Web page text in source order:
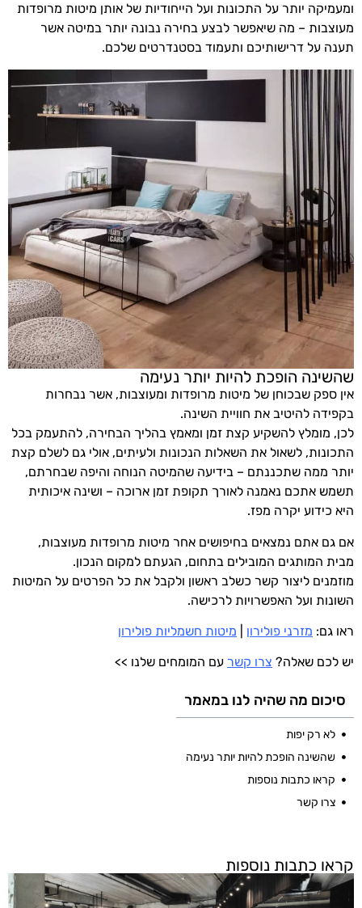
ומעמיקה יותר על התכונות ועל הייחודיות של אותן מיטות מרופדות
מעוצבות – מה שיאפשר לבצע בחירה נבונה יותר במיטה אשר
תענה על דרישותיכם ותעמוד בסטנדרטים שלכם.
שהשינה הופכת להיות יותר נעימה
אין ספק שבכוחן של מיטות מרופדות ומעוצבות, אשר נבחרות
בקפידה להיטיב את חוויית השינה.
לכן, מומלץ להשקיע קצת זמן ומאמץ בהליך הבחירה, להתעמק בכל
התכונות, לשאול את השאלות הנכונות ולעיתים, אולי גם לשלם קצת
יותר ממה שתכננתם – בידיעה שהמיטה הנוחה והיפה שבחרתם,
תשמש אתכם נאמנה לאורך תקופת זמן ארוכה – ושינה איכותית
היא כידוע יקרה מפז.
אם גם אתם נמצאים בחיפושים אחר מיטות מרופדות מעוצבות,
מבית המותגים המובילים בתחום, הגעתם למקום הנכון.
מוזמנים ליצור קשר כשלב ראשון ולקבל את כל הפרטים על המיטות
השונות ועל האפשרויות לרכישה.
ראו גם: מזרני פולירון מיטות חשמליות פולירון
יש לכם שאלה? צרו קשר עם המומחים שלנו >>
סיכום מה שהיה לנו במאמר
לא רק יפות
שהשינה הופכת להיות יותר נעימה
קראו כתבות נוספות
צרו קשר
קראו כתבות נוספות